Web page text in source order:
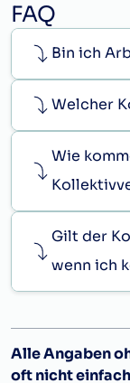
FAQ
Bin ich
Welcher
Wie
Gilt der
wenn ich
Alle Angaben
oft nicht